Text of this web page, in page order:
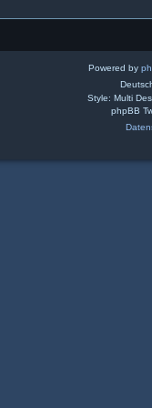
Powered by
Style: Multi
phpBB